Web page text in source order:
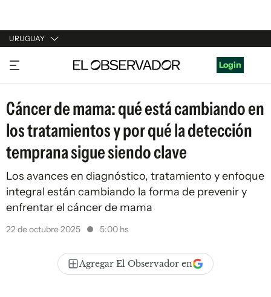
URUGUAY
URUGUAY
ARGENTINA
ESPAÑA
ESTADOS UNIDOS
Login
Cáncer de mama: qué está cambiando en
los tratamientos y por qué la detección
temprana sigue siendo clave
Los avances en diagnóstico, tratamiento y enfoque
integral están cambiando la forma de prevenir y
enfrentar el cáncer de mama
22 de octubre 2025 5:00 hs
Agregar El Observador en